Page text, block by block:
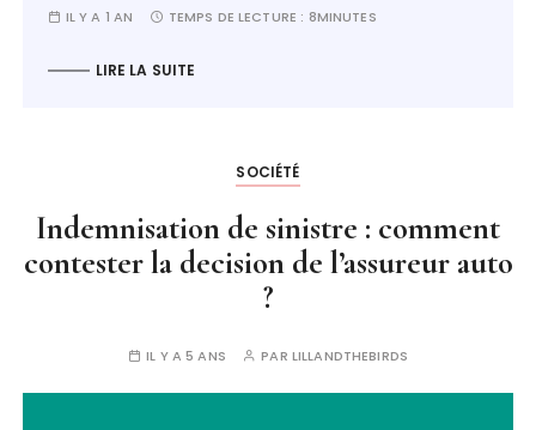
IL Y A 1 AN TEMPS DE LECTURE : 8MINUTES
LIRE LA SUITE
SOCIÉTÉ
Indemnisation de sinistre : comment
contester la decision de l’assureur auto
?
IL Y A 5 ANS PAR LILLANDTHEBIRDS